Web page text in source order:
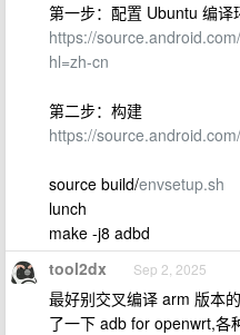
第一步：配置 Ubuntu 编译
https://
hl=zh-cn
第二步：构建
https://
source build/envsetup.sh
lunch
make -j8 adbd
tool2dx Sep 2, 2025
最好别交叉编译 arm 版本
了一下 adb for openwrt,各